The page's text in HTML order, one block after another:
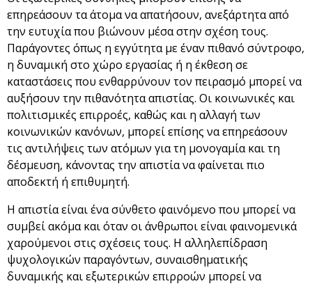
επηρεάσουν τα άτομα να απατήσουν, ανεξάρτητα από
την ευτυχία που βιώνουν μέσα στην σχέση τους.
Παράγοντες όπως η εγγύτητα με έναν πιθανό σύντροφο,
η δυναμική στο χώρο εργασίας ή η έκθεση σε
καταστάσεις που ενθαρρύνουν τον πειρασμό μπορεί να
αυξήσουν την πιθανότητα απιστίας. Οι κοινωνικές και
πολιτισμικές επιρροές, καθώς και η αλλαγή των
κοινωνικών κανόνων, μπορεί επίσης να επηρεάσουν
τις αντιλήψεις των ατόμων για τη μονογαμία και τη
δέσμευση, κάνοντας την απιστία να φαίνεται πιο
αποδεκτή ή επιθυμητή.
Η απιστία είναι ένα σύνθετο φαινόμενο που μπορεί να
συμβεί ακόμα και όταν οι άνθρωποι είναι φαινομενικά
χαρούμενοι στις σχέσεις τους. Η αλληλεπίδραση
ψυχολογικών παραγόντων, συναισθηματικής
δυναμικής και εξωτερικών επιρροών μπορεί να